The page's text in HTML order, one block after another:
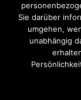
Startseite
Theme by
Sie darüber
umgehen,
unabhängig